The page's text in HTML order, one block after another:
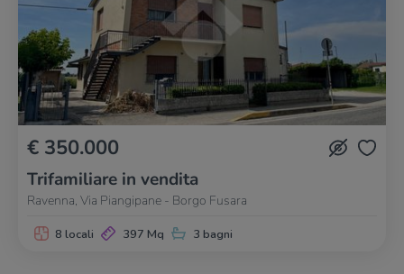
€ 350.000
Trifamiliare in vendita
Ravenna, Via Piangipane - Borgo Fusara
8 locali 397 Mq 3 bagni